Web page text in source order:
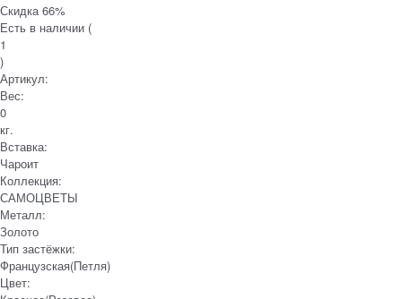
Скидка 66%
Есть в наличии (
1
)
Артикул:
Вес:
0
кг.
Вставка:
Чароит
Коллекция:
САМОЦВЕТЫ
Металл:
Золото
Тип застёжки:
Французская(Петля)
Цвет: